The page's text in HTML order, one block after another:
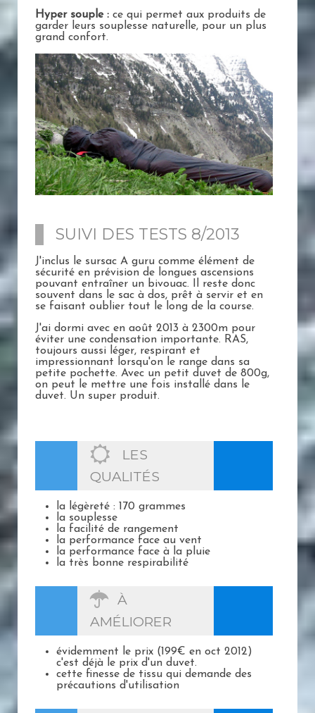
Hyper souple : ce qui permet aux produits de
garder leurs souplesse naturelle, pour un plus
grand confort.
SUIVI DES TESTS 8/2013
J'inclus le sursac A guru comme élément de
sécurité en prévision de longues ascensions
pouvant entraîner un bivouac. Il reste donc
souvent dans le sac à dos, prêt à servir et en
se faisant oublier tout le long de la course.
J'ai dormi avec en août 2013 à 2300m pour
éviter une condensation importante. RAS,
toujours aussi léger, respirant et
impressionnant lorsqu'on le range dans sa
petite pochette. Avec un petit duvet de 800g,
on peut le mettre une fois installé dans le
duvet. Un super produit.
LES
QUALITÉS
la légèreté : 170 grammes
la souplesse
la facilité de rangement
la performance face au vent
la performance face à la pluie
la très bonne respirabilité
À
AMÉLIORER
évidemment le prix (199€ en oct 2012)
c'est déjà le prix d'un duvet.
cette finesse de tissu qui demande des
précautions d'utilisation